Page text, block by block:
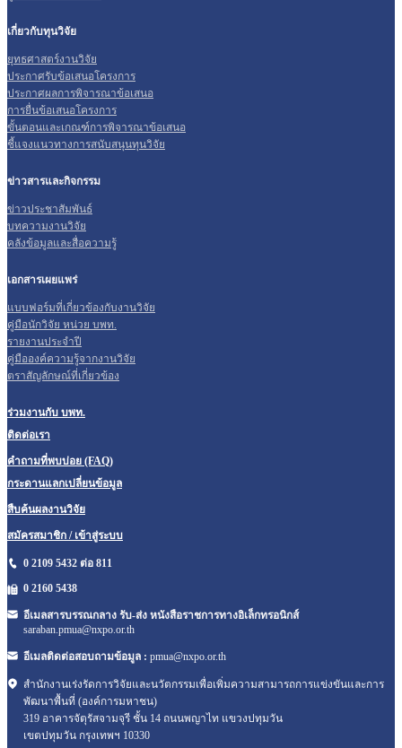
เกี่ยวกับทุนวิจัย
ยุทธศาสตร์งานวิจัย
ประกาศรับข้อเสนอโครงการ
ประกาศผลการพิจารณาข้อเสนอ
การยื่นข้อเสนอโครงการ
ขั้นตอนและเกณฑ์การพิจารณาข้อเสนอ
ชี้แจงแนวทางการสนับสนุนทุนวิจัย
ข่าวสารและกิจกรรม
ข่าวประชาสัมพันธ์
บทความงานวิจัย
คลังข้อมูลและสื่อความรู้
เอกสารเผยแพร่
แบบฟอร์มที่เกี่ยวข้องกับงานวิจัย
คู่มือนักวิจัย หน่วย บพท.
รายงานประจำปี
คู่มือองค์ความรู้จากงานวิจัย
ตราสัญลักษณ์ที่เกี่ยวข้อง
ร่วมงานกับ บพท.
ติดต่อเรา
คำถามที่พบบ่อย (FAQ)
กระดานแลกเปลี่ยนข้อมูล
สืบค้นผลงานวิจัย
สมัครสมาชิก / เข้าสู่ระบบ
0 2109 5432 ต่อ 811
0 2160 5438
อีเมลสารบรรณกลาง รับ-ส่ง หนังสือราชการทางอิเล็กทรอนิกส์
saraban.pmua@nxpo.or.th
อีเมลติดต่อสอบถามข้อมูล : pmua@nxpo.or.th
สำนักงานเร่งรัดการวิจัยและนวัตกรรมเพื่อเพิ่มความสามารถการแข่งขันและการ
พัฒนาพื้นที่ (องค์การมหาชน)
319 อาคารจัตุรัสจามจุรี ชั้น 14 ถนนพญาไท แขวงปทุมวัน
เขตปทุมวัน กรุงเทพฯ 10330